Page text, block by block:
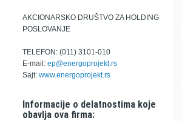
AKCIONARSKO DRUŠTVO ZA HOLDING
POSLOVANJE
TELEFON: (011) 3101-010
E-mail: ep@energoprojekt.rs
Sajt: www.energoprojekt.rs
Informacije o delatnostima koje
obavlja ova firma: